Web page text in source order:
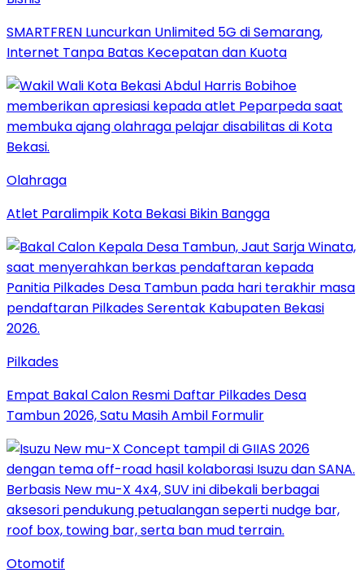
SMARTFREN Luncurkan Unlimited 5G di Semarang,
Internet Tanpa Batas Kecepatan dan Kuota
Olahraga
Atlet Paralimpik Kota Bekasi Bikin Bangga
Pilkades
Empat Bakal Calon Resmi Daftar Pilkades Desa
Tambun 2026, Satu Masih Ambil Formulir
Otomotif